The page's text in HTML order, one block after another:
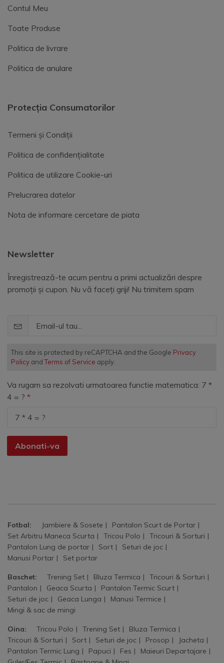
Contul Meu
Toate Produse
Politica de livrare
Politica de anulare
Protecția Consumatorilor
Termeni și Condiții
Politica de confidențialitate
Politica de utilizare Cookie-uri
Prelucrarea datelor
Nota de informare cercetare de piata
Newsletter
Înregistrează-te acum pentru a primi actualizări despre
promoții și cupon. Nu vă faceți griji! Nu trimitem spam
This site is protected by reCAPTCHA and the Google Privacy
Policy andTerms of Service apply.
Va rugam sa rezolvati urmatoarea functie matematica: 7 *
4 = ?
Abonati-va
Fotbal: Jambiere & Sosete
Pantalon Scurt de Portar
Set Arbitru Maneca Scurta
Tricou Polo
Tricouri & Sorturi
Pantalon Lung de portar
Sort
Seturi de joc
Manusi Portar
Set portar
Baschet: Trening Set Bluza Termica
Tricouri & Sorturi
Pantalon
Geaca Scurta
Pantalon Termic Scurt
Seturi de joc
Geaca Lunga
Manusi Termice
Mingi & sac de mingi
Oina: Tricou Polo Trening Set
Bluza Termica
Tricouri & Sorturi
Sort Seturi de joc Prosop
Jacheta
Pantalon Termic Lung
Papuci Fes
Maieuri Departajare